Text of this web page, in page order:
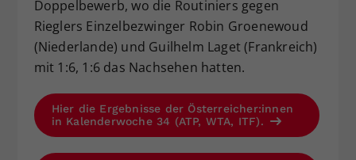
Doppelbewerb, wo die Routiniers gegen
Rieglers Einzelbezwinger Robin Groenewoud
(Niederlande) und Guilhelm Laget (Frankreich)
mit 1:6, 1:6 das Nachsehen hatten.
Hier die Ergebnisse der Österreicher:innen
in Kalenderwoche 34 (ATP, WTA, ITF).